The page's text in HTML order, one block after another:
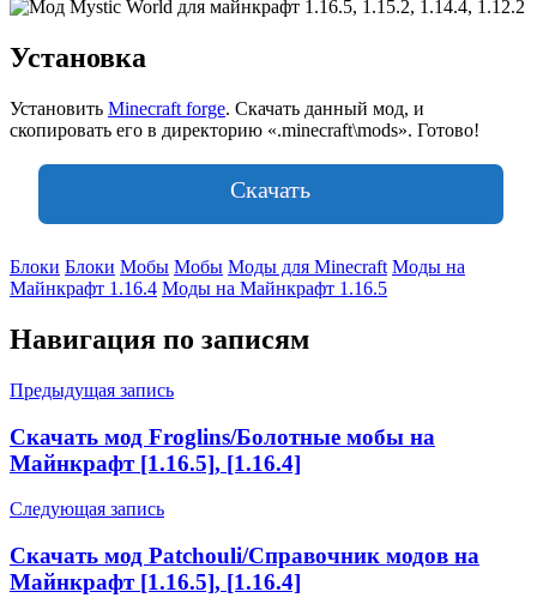
Установка
Установить Minecraft forge. Скачать данный мод, и
скопировать его в директорию «.minecraft\mods». Готово!
Скачать
Блоки Блоки Мобы Мобы Моды для Minecraft Моды на
Майнкрафт 1.16.4 Моды на Майнкрафт 1.16.5
Навигация по записям
Предыдущая запись
Скачать мод Froglins/Болотные мобы на
Майнкрафт [1.16.5], [1.16.4]
Следующая запись
Скачать мод Patchouli/Справочник модов на
Майнкрафт [1.16.5], [1.16.4]